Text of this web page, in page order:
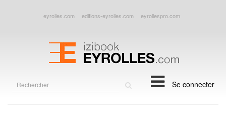
eyrolles.com editions-eyrolles.com eyrollespro.com
Se connecter